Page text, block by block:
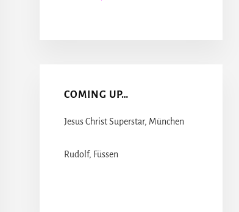
COMING UP…
Jesus Christ Superstar, München
Rudolf, Füssen